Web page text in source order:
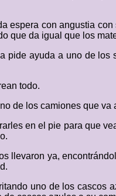
espera con angustia
que da igual que los
pide ayuda a uno de
todo.
de los camiones que
en el pie para que
llevaron ya,
uno de los